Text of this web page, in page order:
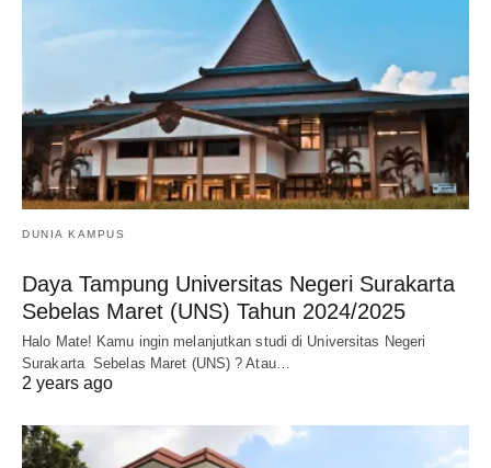
DUNIA KAMPUS
Daya Tampung Universitas Negeri Surakarta
Sebelas Maret (UNS) Tahun 2024/2025
Halo Mate! Kamu ingin melanjutkan studi di Universitas Negeri
Surakarta Sebelas Maret (UNS) ? Atau…
2 years ago